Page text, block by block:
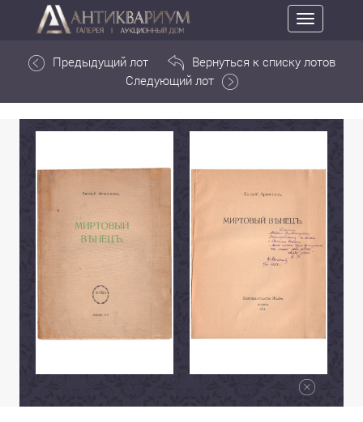
Toggle
navigation
Предыдущий лот
Вернуться к списку лотов
Следующий лот